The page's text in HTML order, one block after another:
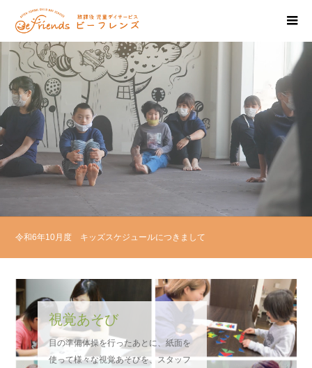
令和6年10月度 キッズスケジュールにつきまして
令和6年12月度 キッズスケジュールにつきまして
令和6年12月度 スケジュールにつきまして
令和6年11月度 キッズスケジュールにつきまして
視覚あそび
目の準備体操を行ったあとに、紙面を
使って様々な視覚あそびを、スタッフ